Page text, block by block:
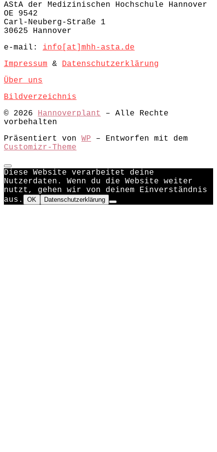
AStA der Medizinischen Hochschule Hannover
OE 9542
Carl-Neuberg-Straße 1
30625 Hannover
e-mail: info[at]mhh-asta.de
Impressum & Datenschutzerklärung
Über uns
Bildverzeichnis
© 2026 Hannoverplant
– Alle Rechte
vorbehalten
Präsentiert von WP – Entworfen mit dem
Customizr-Theme
Diese Website verarbeitet deine
Nutzerdaten. Wenn du die Website weiter
nutzt, gehen wir von deinem Einverständnis
aus.
OK Datenschutzerklärung